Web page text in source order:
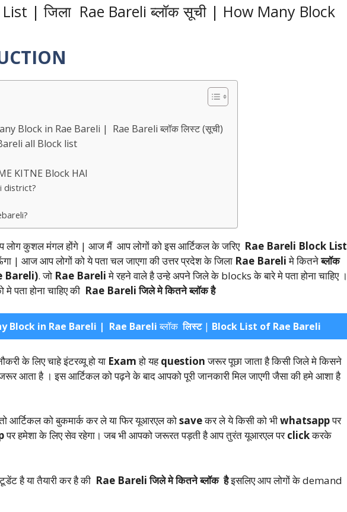
| जिला Rae Bareli ब्लॉक सूची | How Many Block
Block in Rae Bareli | Rae Bareli ब्लॉक लिस्ट (सूची)
all Block list
KITNE Block HAI
district?
लोग कुशल मंगल होंगे | आज मैं आप लोगों को इस आर्टिकल के जरिए Rae Bareli Block List
| आज आप लोगों को ये पता चल जाएगा की उत्तर प्रदेश के जिला Rae Bareliमे कितनेब्लॉक
Bareli). जो Rae Bareliमे रहने वाले है उन्हे अपने जिले के blocks के बारे मे पता होना चाहिए ।
पता होना चाहिए की Rae Bareli जिले मे कितने ब्लॉक है
Block in Rae Bareli | Rae Bareliब्लॉक लिस्ट | Block List of Rae Bareli
के लिए चाहे इंटरव्यू हो या Examहो यहquestionजरूर पूछा जाता है किसी जिले मे किसने
आता है । इस आर्टिकल को पढ़ने के बाद आपको पूरी जानकारी मिल जाएगी जैसा की हमे आशा है
आर्टिकल को बुकमार्क कर ले या फिर यूआरएल कोsaveकर ले ये किसी को भीwhatsappपर
पर हमेशा के लिए सेव रहेगा। जब भी आपको जरूरत पड़ती है आप तुरंत यूआरएल परclickकरके
है या तैयारी कर है की Rae Bareli जिले मे कितने ब्लॉक हैइसलिए आप लोगों के demand